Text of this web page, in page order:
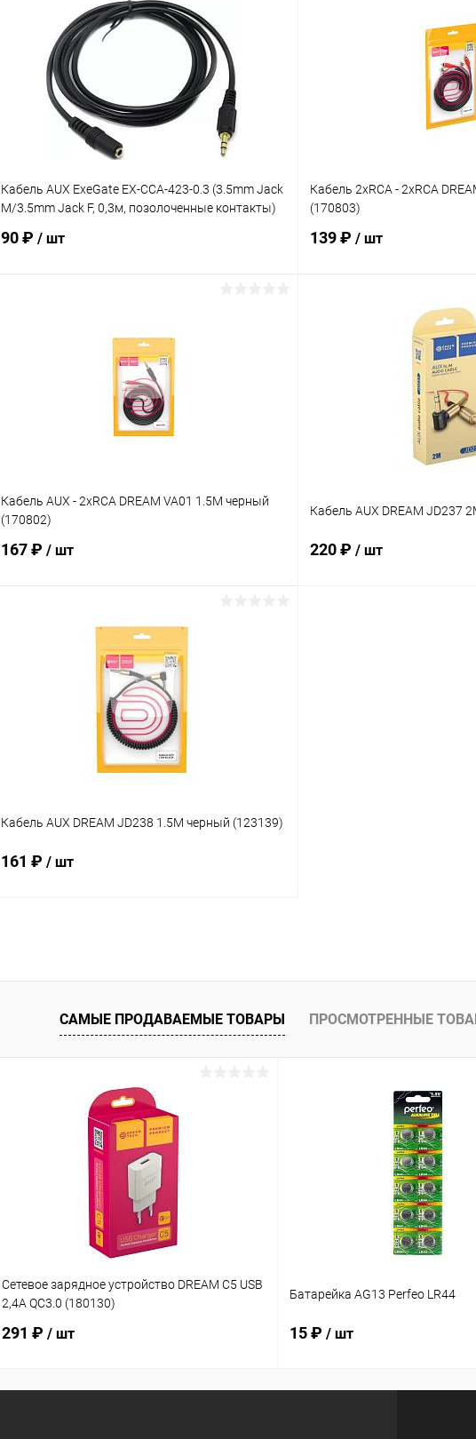
Кабель AUX ExeGate EX-CCA-423-0.3 (3.5mm Jack
M/3.5mm Jack F, 0,3м, позолоченные контакты)
90 ₽ / шт
Кабель 2xRCA - 2xRCA
(170803)
139 ₽ / шт
В
Кабель AUX - 2xRCA DREAM VA01 1.5M черный
(170802)
167 ₽ / шт
В корзину
К сравнению
Кабель AUX DREAM JD237
220 ₽ / шт
Кабель AUX DREAM JD238 1.5М черный (123139)
161 ₽ / шт
Купить в 1 клик К сравнению
В избранное В наличии
САМЫЕ ПРОДАВАЕМЫЕ ТОВАРЫ ПРОСМОТРЕННЫЕ
Сетевое зарядное устройство DREAM C5 USB
2,4A QC3.0 (180130)
291 ₽ / шт
Батарейка AG13 Perfeo LR44
15 ₽ / шт